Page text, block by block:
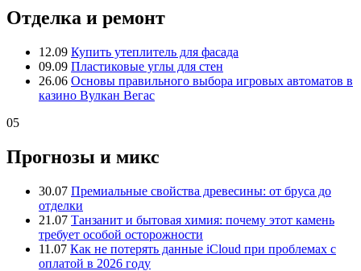
Отделка и ремонт
12.09 Купить утеплитель для фасада
09.09 Пластиковые углы для стен
26.06 Основы правильного выбора игровых автоматов в
казино Вулкан Вегас
05
Прогнозы и микс
30.07 Премиальные свойства древесины: от бруса до
отделки
21.07 Танзанит и бытовая химия: почему этот камень
требует особой осторожности
11.07 Как не потерять данные iCloud при проблемах с
оплатой в 2026 году